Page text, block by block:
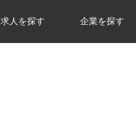
求人を探す 企業を探す